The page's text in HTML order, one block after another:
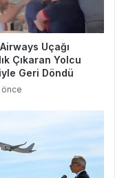
Uçağı
Çıkaran Yolcu
Geri Döndü
önce